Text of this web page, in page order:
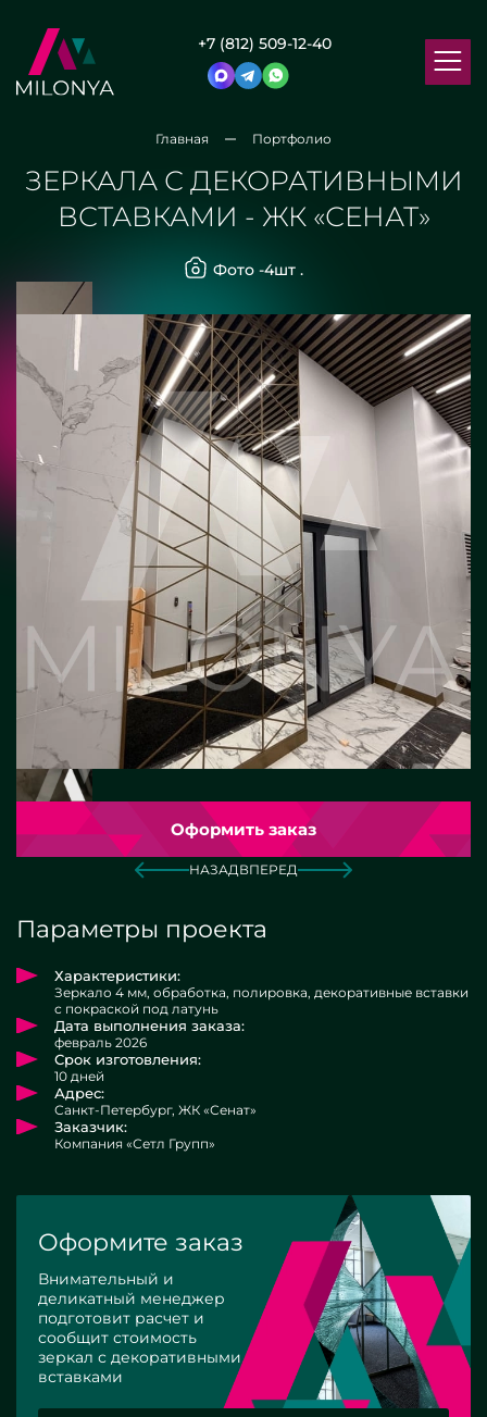
+7 (812) 509-12-40
Главная Портфолио
ЗЕРКАЛА С ДЕКОРАТИВНЫМИ
ВСТАВКАМИ - ЖК «СЕНАТ»
Фото -4шт .
Оформить заказ
НАЗАДВПЕРЕД
Параметры проекта
Характеристики:
Зеркало 4 мм, обработка, полировка, декоративные вставки
с покраской под латунь
Дата выполнения заказа:
февраль 2026
Срок изготовления:
10 дней
Адрес:
Санкт-Петербург, ЖК «Сенат»
Заказчик:
Компания «Сетл Групп»
Оформите заказ
Внимательный и
деликатный менеджер
подготовит расчет и
сообщит стоимость
зеркал с декоративными
вставками